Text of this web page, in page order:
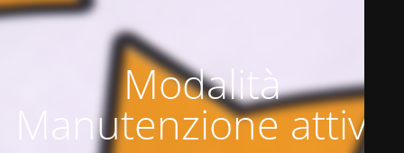
Modalità
Manutenzione attiva